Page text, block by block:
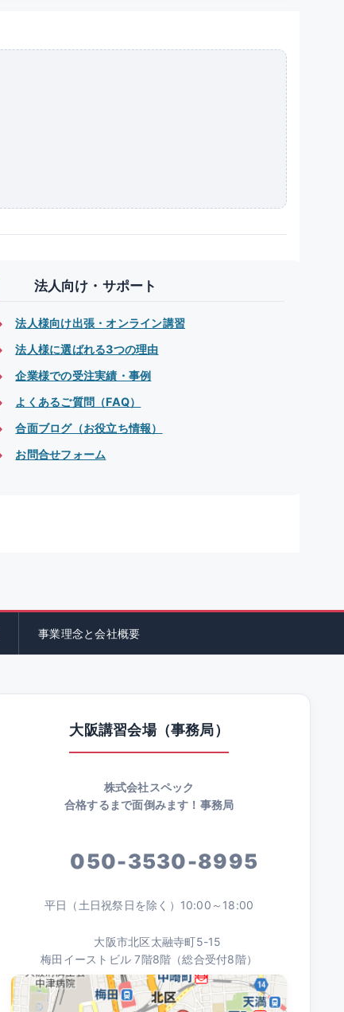
法人向け・サポート
法人様向け出張・オンライン講習
法人様に選ばれる3つの理由
企業様での受注実績・事例
よくあるご質問（FAQ）
合面ブログ（お役立ち情報）
お問合せフォーム
事業理念と会社概要
大阪講習会場（事務局）
株式会社スペック
合格するまで面倒みます！事務局
050-3530-8995
平日（土日祝祭日を除く）10:00～18:00
大阪市北区太融寺町5-15
梅田イーストビル 7階8階（総合受付8階）